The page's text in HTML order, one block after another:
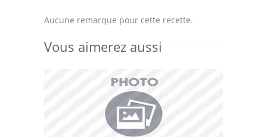
Aucune remarque pour cette recette.
Vous aimerez aussi